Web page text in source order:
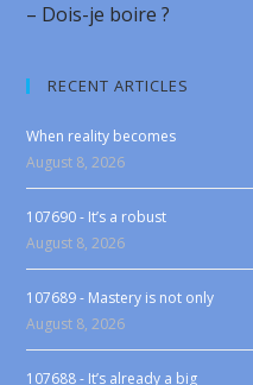
– Dois-je boire ?
RECENT ARTICLES
When reality becomes
August 8, 2026
107690 - It’s a robust
August 8, 2026
107689 - Mastery is not only
August 8, 2026
107688 - It’s already a big